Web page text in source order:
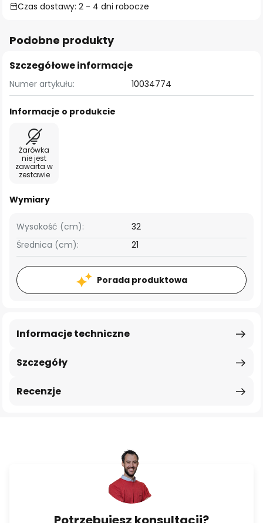
Czas dostawy: 2 - 4 dni robocze
Podobne produkty
Szczegółowe informacje
Numer artykułu: 10034774
Informacje o produkcie
Żarówka
nie jest
zawarta w
zestawie
Wymiary
Wysokość (cm):
32
Średnica (cm):
21
Porada produktowa
Szczegóły
Informacje techniczne
Recenzje